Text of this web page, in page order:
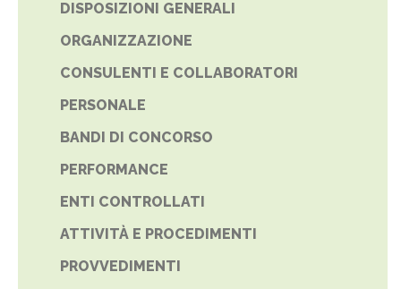
DISPOSIZIONI GENERALI
ORGANIZZAZIONE
CONSULENTI E COLLABORATORI
PERSONALE
BANDI DI CONCORSO
PERFORMANCE
ENTI CONTROLLATI
ATTIVITÀ E PROCEDIMENTI
PROVVEDIMENTI